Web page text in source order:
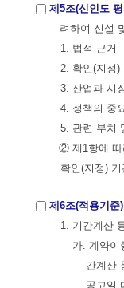
제5조(신인도
려하여 신설
1. 법적 근거
2. 확인(지정
3. 산업과 시
4. 정책의 중
5. 관련 부처
② 제1항에 따
확인(지정)
제6조(적용기준)
1. 기간계산
가. 계약이
간계산
공고일